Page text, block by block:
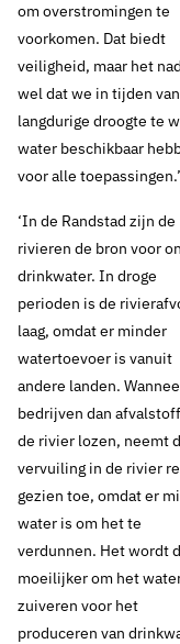
‘We
anders
naar
Thema's:
Drinkwaterbronnen
om overstromingen te
voorkomen. Dat biedt
veiligheid, maar het
wel dat we in tijden van
langdurige droogte te
water beschikbaar
voor alle toepassingen.’
‘In de Randstad zijn de
rivieren de bron voor
drinkwater. In droge
perioden is de
laag, omdat er minder
watertoevoer is vanuit
andere landen.
bedrijven dan
de rivier lozen, neemt
vervuiling in de rivier
gezien toe, omdat er
water is om het te
verdunnen. Het wordt
moeilijker om het
zuiveren voor het
produceren van